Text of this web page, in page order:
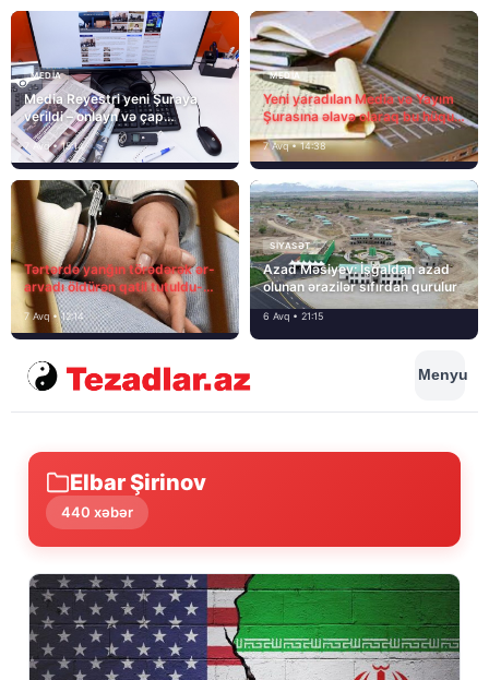
MEDİA
Media Reyestri yeni Şuraya
verildi – onlayn və çap
mediasını nə gözləyir?
7 Avq • 15:14
MEDİA
Yeni yaradılan Media və Yayım
Şurasına əlavə olaraq bu hüquq
və vəzifələr də verilib
7 Avq • 14:38
Tərtərdə yanğın törədərək ər-
arvadı öldürən qatil tutuldu-
SON DƏQİQƏ
7 Avq • 12:14
SIYASƏT
Azad Məsiyev: İşğaldan azad
olunan ərazilər sıfırdan qurulur
6 Avq • 21:15
Menyu
Elbar Şirinov
440 xəbər